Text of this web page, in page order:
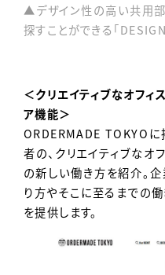
▲デザイン性の高い共用
探すことができる「
＜クリエイティブなオフィ
ア機能＞
ORDERMADE TOKYO
者の、クリエイティブなオ
の新しい働き方を紹介。
り方やそこに至るまでの
を提供します。